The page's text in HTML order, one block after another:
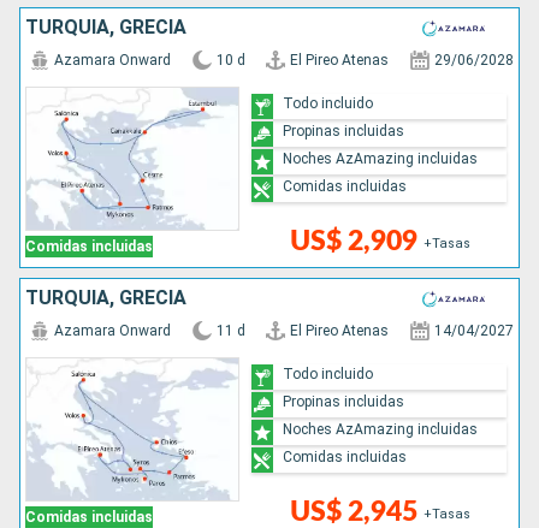
TURQUÍA, GRECIA
Comidas incluidas
Azamara Onward 10 d El Pireo Atenas 29/06/2028
US$ 2,909 +Tasas
Todo incluido
Propinas incluidas
Noches AzAmazing incluidas
Comidas incluidas
TURQUÍA, GRECIA
Comidas incluidas
Azamara Onward 11 d El Pireo Atenas 14/04/2027
US$ 2,945 +Tasas
Todo incluido
Propinas incluidas
Noches AzAmazing incluidas
Comidas incluidas